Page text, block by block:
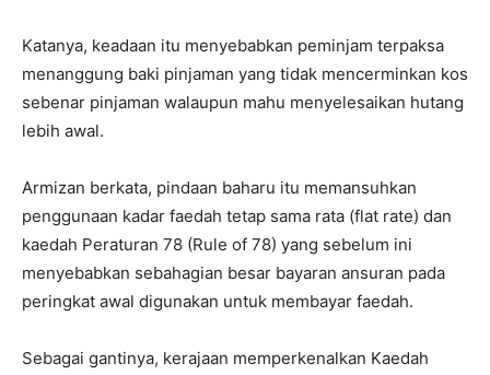
Katanya, keadaan itu menyebabkan peminjam terpaksa
menanggung baki pinjaman yang tidak mencerminkan kos
sebenar pinjaman walaupun mahu menyelesaikan hutang
lebih awal.
Armizan berkata, pindaan baharu itu memansuhkan
penggunaan kadar faedah tetap sama rata (flat rate) dan
kaedah Peraturan 78 (Rule of 78) yang sebelum ini
menyebabkan sebahagian besar bayaran ansuran pada
peringkat awal digunakan untuk membayar faedah.
Sebagai gantinya, kerajaan memperkenalkan Kaedah